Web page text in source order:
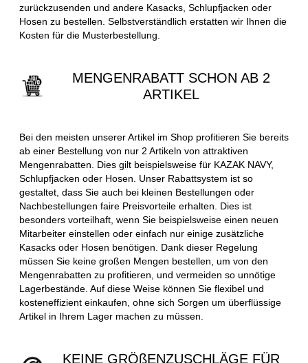
zurückzusenden und andere Kasacks, Schlupfjacken oder
Hosen zu bestellen. Selbstverständlich erstatten wir Ihnen die
Kosten für die Musterbestellung.
MENGENRABATT SCHON AB 2
ARTIKEL
Bei den meisten unserer Artikel im Shop profitieren Sie bereits
ab einer Bestellung von nur 2 Artikeln von attraktiven
Mengenrabatten. Dies gilt beispielsweise für KAZAK NAVY,
Schlupfjacken oder Hosen. Unser Rabattsystem ist so
gestaltet, dass Sie auch bei kleinen Bestellungen oder
Nachbestellungen faire Preisvorteile erhalten. Dies ist
besonders vorteilhaft, wenn Sie beispielsweise einen neuen
Mitarbeiter einstellen oder einfach nur einige zusätzliche
Kasacks oder Hosen benötigen. Dank dieser Regelung
müssen Sie keine großen Mengen bestellen, um von den
Mengenrabatten zu profitieren, und vermeiden so unnötige
Lagerbestände. Auf diese Weise können Sie flexibel und
kosteneffizient einkaufen, ohne sich Sorgen um überflüssige
Artikel in Ihrem Lager machen zu müssen.
KEINE GRÖßENZUSCHLÄGE FÜR